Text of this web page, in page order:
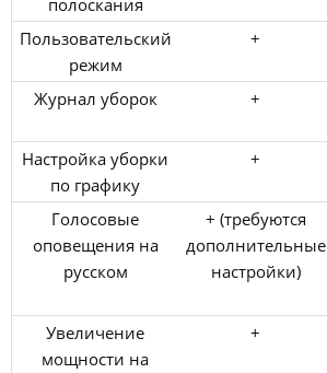
полоскания
Пользовательский
режим
+
Журнал уборок +
Настройка уборки
по графику
+
Голосовые
оповещения на
русском
+ (требуются
дополнительные
настройки)
Увеличение
мощности на
+